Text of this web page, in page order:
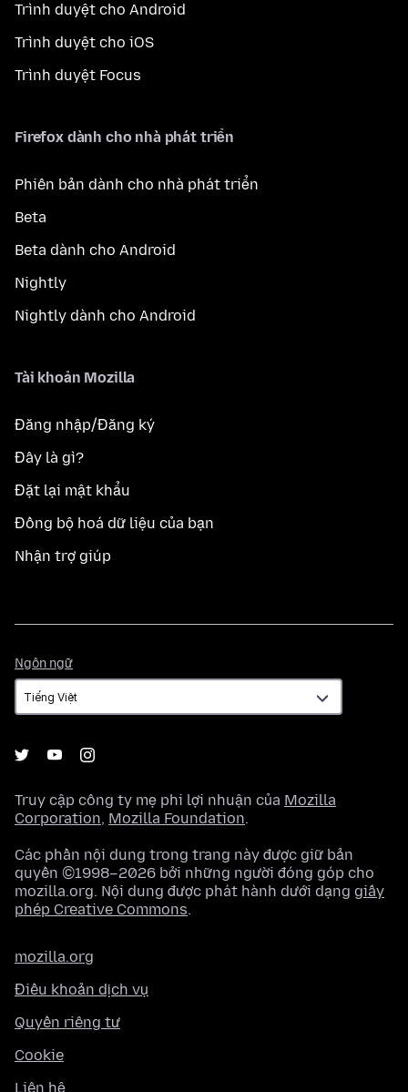
Trình duyệt cho Android
Trình duyệt cho iOS
Trình duyệt Focus
Firefox dành cho nhà phát triển
Phiên bản dành cho nhà phát triển
Beta
Beta dành cho Android
Nightly
Nightly dành cho Android
Tài khoản Mozilla
Đăng nhập/Đăng ký
Đây là gì?
Đặt lại mật khẩu
Đồng bộ hoá dữ liệu của bạn
Nhận trợ giúp
Ngôn ngữ
ngữ
Truy cập công ty mẹ phi lợi nhuận của Mozilla
Corporation, Mozilla Foundation.
Các phần nội dung trong trang này được giữ bản
quyền ©1998–2026 bởi những người đóng góp cho
mozilla.org. Nội dung được phát hành dưới dạng giấy
phép Creative Commons.
mozilla.org
Điều khoản dịch vụ
Quyền riêng tư
Cookie
Liên hệ